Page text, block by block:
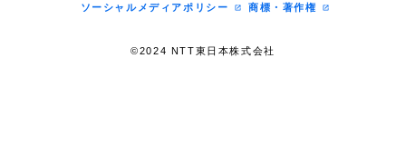
ソーシャルメディアポリシー
商標・著作権
©2024 NTT東日本株式会社